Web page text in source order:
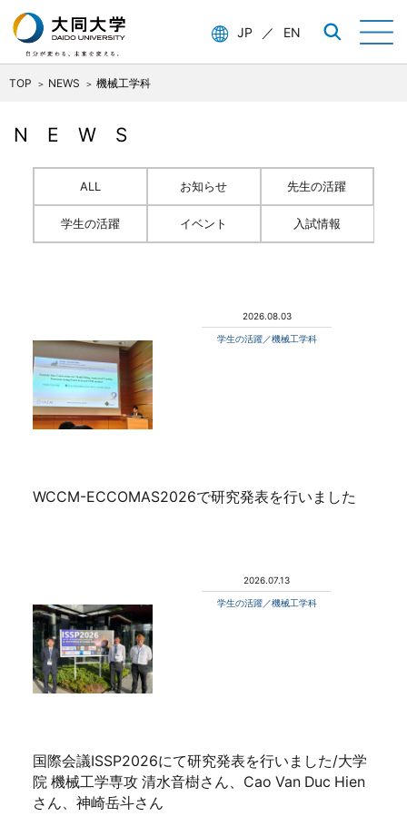
JP ／ EN
TOP NEWS 機械工学科
NEWS
ALL お知らせ 先生の活躍
学生の活躍 イベント 入試情報
2026.08.03
学生の活躍／機械工学科
WCCM-ECCOMAS2026で研究発表を行いました
2026.07.13
学生の活躍／機械工学科
国際会議ISSP2026にて研究発表を行いました/大学
院 機械工学専攻 清水音樹さん、Cao Van Duc Hien
さん、神崎岳斗さん